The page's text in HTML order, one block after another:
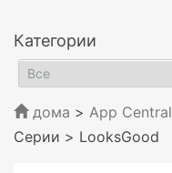
Категории
дома > App Central
Серии > LooksGood